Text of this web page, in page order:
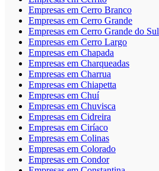
Empresas em Cerro Branco
Empresas em Cerro Grande
Empresas em Cerro Grande do Sul
Empresas em Cerro Largo
Empresas em Chapada
Empresas em Charqueadas
Empresas em Charrua
Empresas em Chiapetta
Empresas em Chuí
Empresas em Chuvisca
Empresas em Cidreira
Empresas em Ciríaco
Empresas em Colinas
Empresas em Colorado
Empresas em Condor